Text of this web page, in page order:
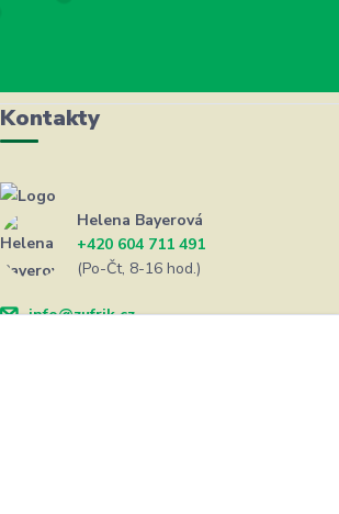
Kontakty
Helena Bayerová
+420 604 711 491
(Po-Čt, 8-16 hod.)
info@zufrik.cz